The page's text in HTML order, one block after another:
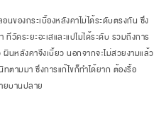
ของกระเบื้องหลังคาไม่ได้ระดับตรงกัน ซึ่ง
วัดระยะอะเสและแปไม่ได้ระดับ รวมถึงการ
นหลังคาจึงเบี้ยว นอกจากจะไม่สวยงามแล้ว
ตามมา ซึ่งการแก้ไขก็ทำได้ยาก ต้องรื้อ
ยบานปลาย